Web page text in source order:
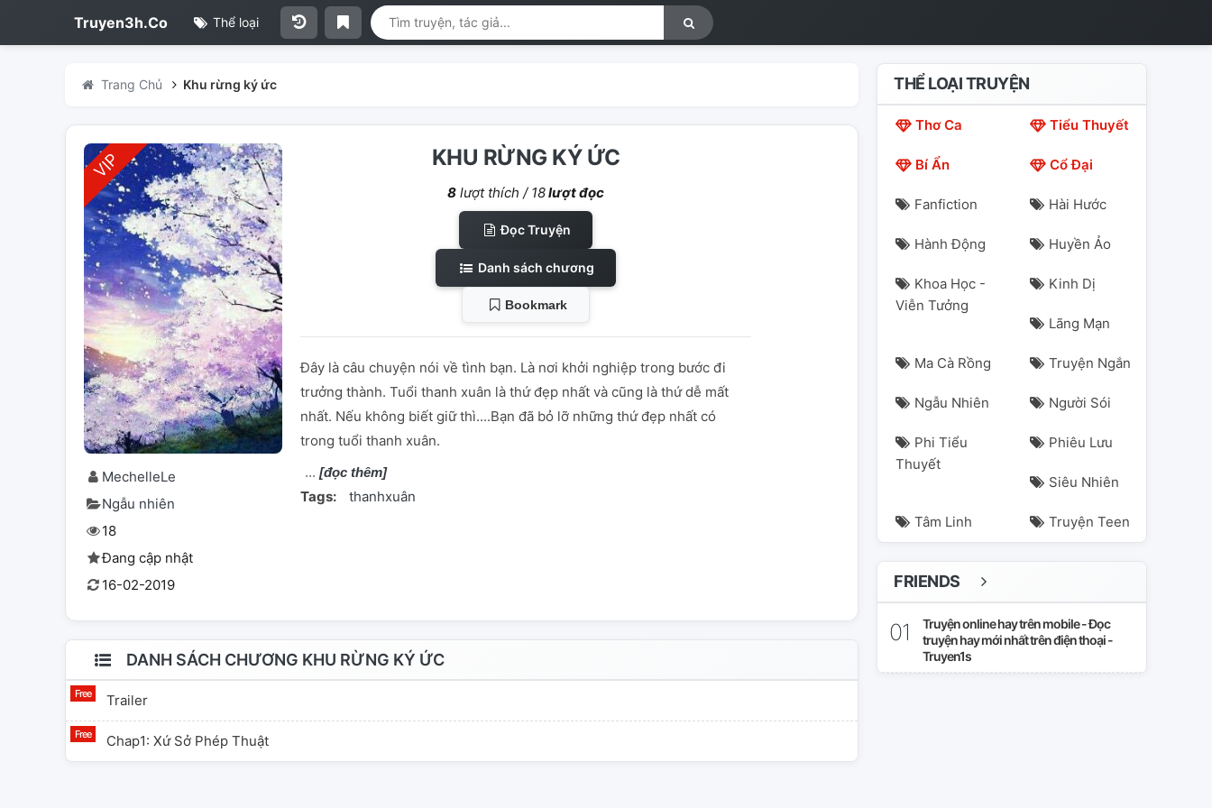
Truyen3h.Co Thể loại
Trang Chủ Khu rừng ký ức
MechelleLe
Ngẫu nhiên
18
Đang cập nhật
16-02-2019
KHU RỪNG KÝ ỨC
8 lượt thích / 18lượt đọc
Đọc Truyện
Danh sách chương
Bookmark
Đây là câu chuyện nói về tình bạn. Là nơi khởi nghiệp trong bước đi
trưởng thành. Tuổi thanh xuân là thứ đẹp nhất và cũng là thứ dễ mất
nhất. Nếu không biết giữ thì....Bạn đã bỏ lỡ những thứ đẹp nhất có
trong tuổi thanh xuân.
[đọc thêm]
Tags: thanhxuân
DANH SÁCH CHƯƠNG KHU RỪNG KÝ ỨC
Trailer
Chap1: Xứ Sở Phép Thuật
THỂ LOẠI TRUYỆN
Thơ Ca Tiểu Thuyết
Bí Ẩn Cổ Đại
Fanfiction Hài Hước
Hành Động Huyền Ảo
Khoa Học -
Viễn Tưởng
Kinh Dị
Lãng Mạn
Ma Cà Rồng Truyện Ngắn
Ngẫu Nhiên Người Sói
Phi Tiểu
Thuyết
Phiêu Lưu
Siêu Nhiên
Tâm Linh Truyện Teen
FRIENDS
Truyện online hay trên mobile - Đọc
truyện hay mới nhất trên điện thoại -
Truyen1s